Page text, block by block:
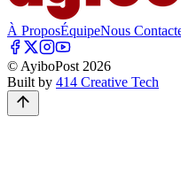
À ProposÉquipeNous
© AyiboPost 2026
Built by 414 Creative Tech